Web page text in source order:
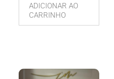
ADICIONAR AO
CARRINHO